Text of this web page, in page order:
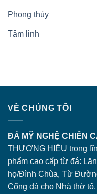
Phong thủy
Tâm linh
VỀ CHÚNG TÔI
ĐÁ MỸ NGHỆ CHIẾN
THƯƠNG HIỆU trong
phẩm cao cấp từ đá:
họ/Đình Chùa, Từ
Cổng đá cho Nhà thờ